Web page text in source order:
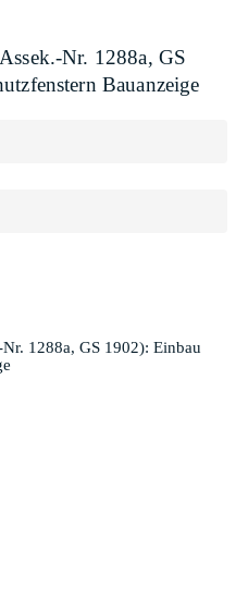
Nr. 1288a, GS
Bauanzeige
1288a, GS 1902): Einbau